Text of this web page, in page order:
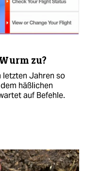
zu?
letzten Jahren so
häßlichen
auf Befehle.